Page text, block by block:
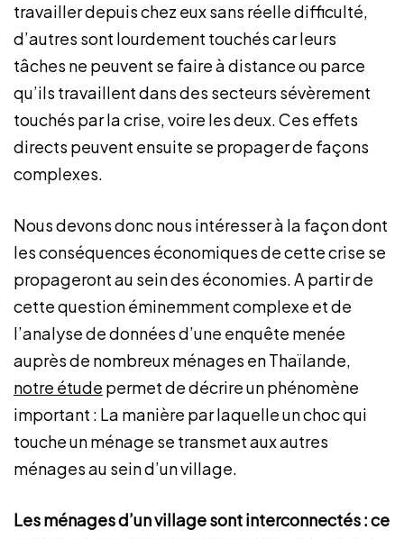
travailler depuis chez eux sans réelle difficulté,
d’autres sont lourdement touchés car leurs
tâches ne peuvent se faire à distance ou parce
qu’ils travaillent dans des secteurs sévèrement
touchés par la crise, voire les deux. Ces effets
directs peuvent ensuite se propager de façons
complexes.
Nous devons donc nous intéresser à la façon dont
les conséquences économiques de cette crise se
propageront au sein des économies. A partir de
cette question éminemment complexe et de
l’analyse de données d’une enquête menée
auprès de nombreux ménages en Thaïlande,
notre étude permet de décrire un phénomène
important : La manière par laquelle un choc qui
touche un ménage se transmet aux autres
ménages au sein d’un village.
Les ménages d’un village sont interconnectés : ce